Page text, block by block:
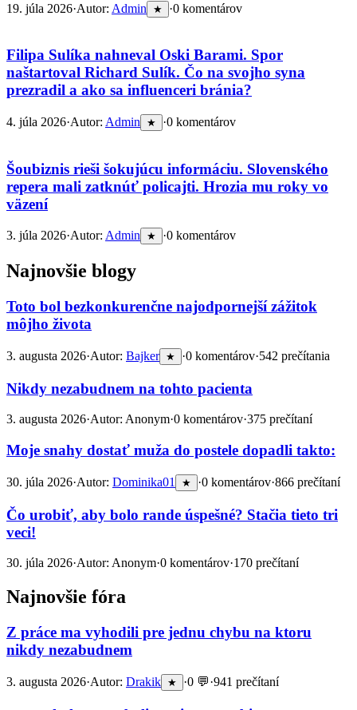
19. júla 2026·Autor: Admin ★ ·0 komentárov
Filipa Sulíka nahneval Oski Barami. Spor
naštartoval Richard Sulík. Čo na svojho syna
prezradil a ako sa influenceri bránia?
4. júla 2026·Autor: Admin ★ ·0 komentárov
Šoubiznis rieši šokujúcu informáciu. Slovenského
repera mali zatknúť policajti. Hrozia mu roky vo
väzení
3. júla 2026·Autor: Admin ★ ·0 komentárov
Najnovšie blogy
Toto bol bezkonkurenčne najodpornejší zážitok
môjho života
3. augusta 2026·Autor: Bajker ★ ·0 komentárov·542 prečítania
Nikdy nezabudnem na tohto pacienta
3. augusta 2026·Autor: Anonym·0 komentárov·375 prečítaní
Moje snahy dostať muža do postele dopadli takto:
30. júla 2026·Autor: Dominika01 ★ ·0 komentárov·866 prečítaní
Čo urobiť, aby bolo rande úspešné? Stačia tieto tri
veci!
30. júla 2026·Autor: Anonym·0 komentárov·170 prečítaní
Najnovšie fóra
Z práce ma vyhodili pre jednu chybu na ktoru
nikdy nezabudnem
3. augusta 2026·Autor: Drakik ★ ·0 💬·941 prečítaní